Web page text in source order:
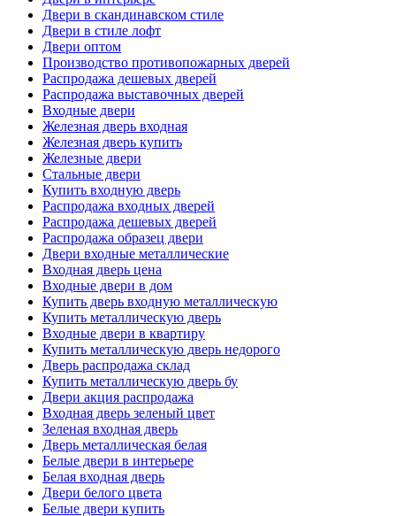
Двери в скандинавском стиле
Двери в стиле лофт
Двери оптом
Производство противопожарных дверей
Распродажа дешевых дверей
Распродажа выставочных дверей
Входные двери
Железная дверь входная
Железная дверь купить
Железные двери
Стальные двери
Купить входную дверь
Распродажа входных дверей
Распродажа дешевых дверей
Распродажа образец двери
Двери входные металлические
Входная дверь цена
Входные двери в дом
Купить дверь входную металлическую
Купить металлическую дверь
Входные двери в квартиру
Купить металлическую дверь недорого
Дверь распродажа склад
Купить металлическую дверь бу
Двери акция распродажа
Входная дверь зеленый цвет
Зеленая входная дверь
Дверь металлическая белая
Белые двери в интерьере
Белая входная дверь
Двери белого цвета
Белые двери купить